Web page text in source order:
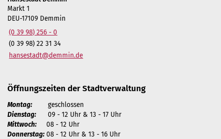
Markt 1
DEU-17109 Demmin
(0 39 98) 256 - 0
(0 39 98) 22 31 34
hansestadt@demmin.de
Öffnungszeiten der Stadtverwaltung
Montag: geschlossen
Dienstag: 09 - 12 Uhr & 13 - 17 Uhr
Mittwoch: 08 - 12 Uhr
Donnerstag: 08 - 12 Uhr & 13 - 16 Uhr